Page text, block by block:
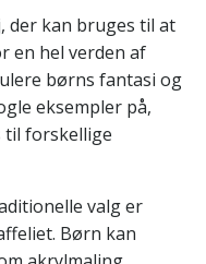
der kan bruges til at
en hel verden af
børns fantasi og
eksempler på,
til forskellige
valg er
Børn kan